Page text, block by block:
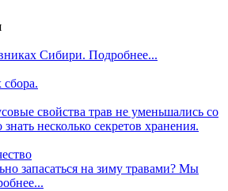
Сибири. Подробнее...
свойства трав не уменьшались со
несколько секретов хранения.
запасаться на зиму травами? Мы